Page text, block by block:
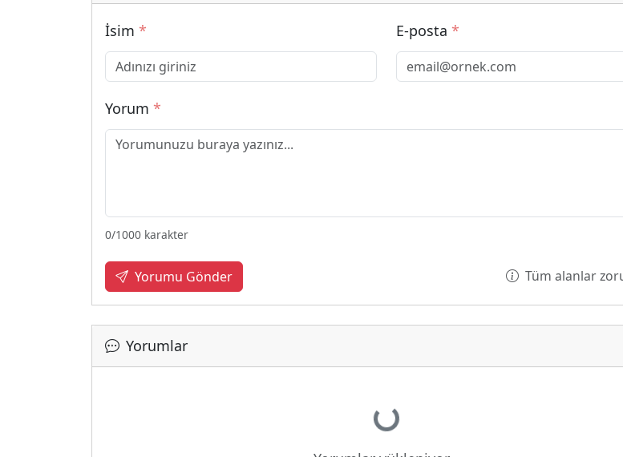
İsim * E-posta *
Yorum *
0/1000 karakter
Yorumu Gönder Tüm alanlar
Yorumlar